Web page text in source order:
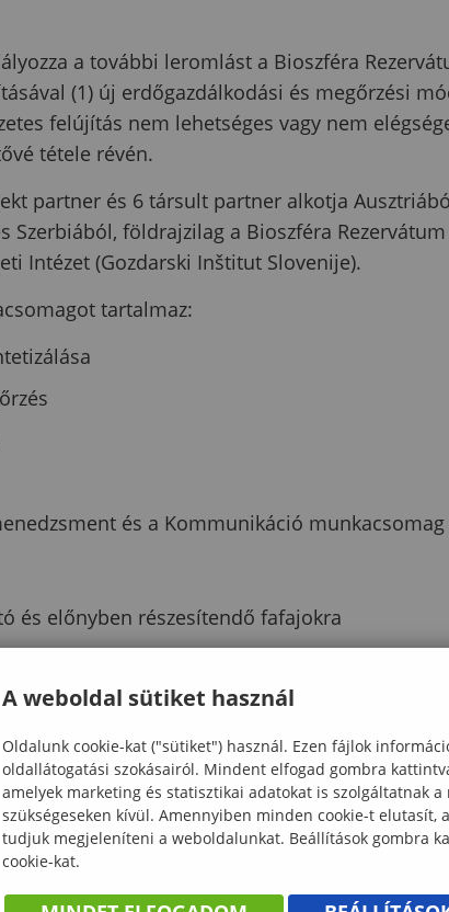
a további leromlást a Bioszféra
(1) új erdőgazdálkodási és megőrzési
felújítás nem lehetséges vagy nem
tétele révén.
partner és 6 társult partner alkotja
Szerbiából, földrajzilag a Bioszféra
Intézet (Gozdarski Inštitut Slovenije).
tartalmaz:
és a Kommunikáció
és előnyben részesítendő fafajokra
térbeli elemzése
kezelési kézikönyve
az erdészeti információs rendszerek és
az ártéri ligeterdők 7 meghatározó
számára
körzetekhez kapcsolt szaporítóanyag-
A weboldal sütiket használ
Oldalunk cookie-kat ("sütiket") használ. Ezen fájlok
oldallátogatási szokásairól. Mindent elfogad gombra
amelyek marketing és statisztikai adatokat is szolgáltatnak
szükségeseken kívül. Amennyiben minden cookie-t
tudjuk megjeleníteni a weboldalunkat. Beállítások gombra
cookie-kat.